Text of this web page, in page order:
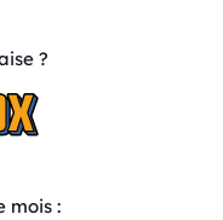
?
mois :